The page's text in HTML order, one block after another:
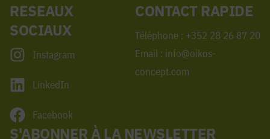
RESEAUX
SOCIAUX
Instagram
LinkedIn
Facebook
CONTACT RAPIDE
Téléphone : +352 28 26 87 20
Email : info@oikos-
concept.com
S'ABONNER À LA NEWSLETTER